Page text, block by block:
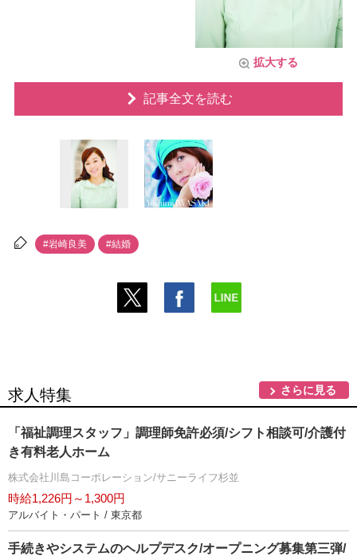
拡大する
記事全文を読む
#岩崎良美 #結婚
求人特集 さらに見る
「福祉調理スタッフ」調理師免許必須/シフト相談可/介護付
き有料老人ホーム
株式会社川島コーポレーション/サニーライフ杉並
時給1,226円～1,300円
アルバイト・パート / 東京都
手続きやシステムのヘルプデスク/オープニング募集第三弾/